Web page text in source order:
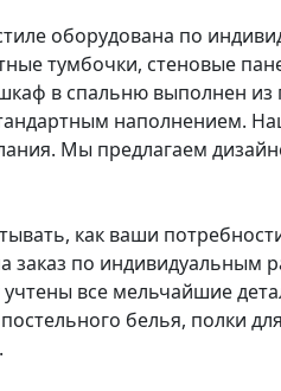
оборудована по
тумбочки, стеновые
в спальню выполнен
наполнением.
Мы предлагаем
как ваши
заказ по
все мельчайшие
белья, полки